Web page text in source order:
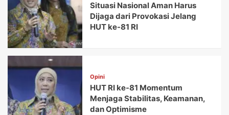
Situasi Nasional Aman Harus
Dijaga dari Provokasi Jelang
HUT ke-81 RI
Opini
HUT RI ke-81 Momentum
Menjaga Stabilitas, Keamanan,
dan Optimisme